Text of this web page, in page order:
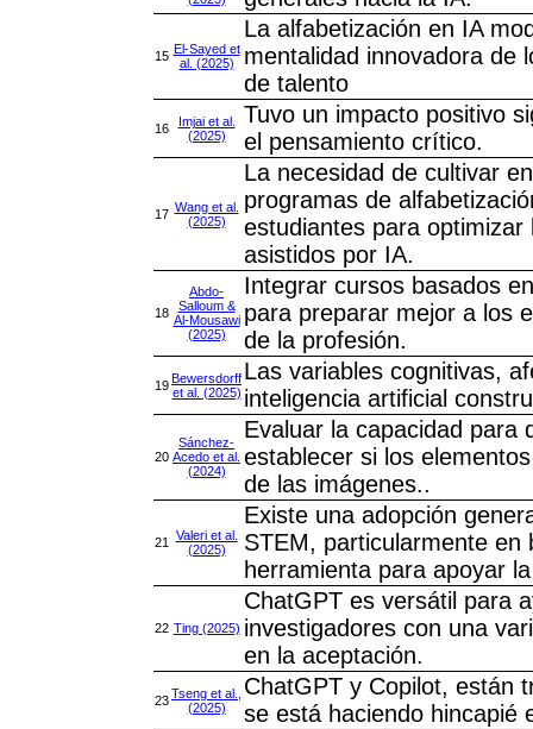
15 El-Sayed et
al. (2025)
La alfabetización en IA
mentalidad innovadora de
de talento
16
Imjai et al.
(2025)
Tuvo un impacto positivo
el pensamiento crítico.
17 Wang et al.
(2025)
La necesidad de cultivar
programas de
estudiantes para
asistidos por IA.
18
Abdo-
Salloum &
Al-Mousawi
(2025)
Integrar cursos basados
para preparar mejor a los
de la profesión.
19Bewersdorff
et al. (2025)
Las variables cognitivas,
inteligencia artificial
20
Sánchez-
Acedo et al.
(2024)
Evaluar la capacidad para
establecer si los
de las imágenes..
21
Valeri et al.
(2025)
Existe una adopción
STEM, particularmente en
herramienta para apoyar
22 Ting (2025)
ChatGPT es versátil para
investigadores con una
en la aceptación.
23Tseng et al.,
(2025)
ChatGPT y Copilot, están
se está haciendo hincapié